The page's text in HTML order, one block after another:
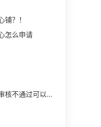
？！
怎么申请
抖音认领门指路人地图标注服务中心审核不通过可以删除不